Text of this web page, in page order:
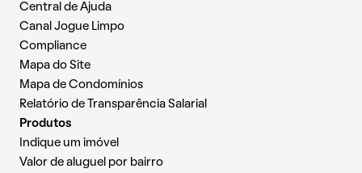
Central de Ajuda
Canal Jogue Limpo
Compliance
Mapa do Site
Mapa de Condomínios
Relatório de Transparência Salarial
Produtos
Indique um imóvel
Valor de aluguel por bairro